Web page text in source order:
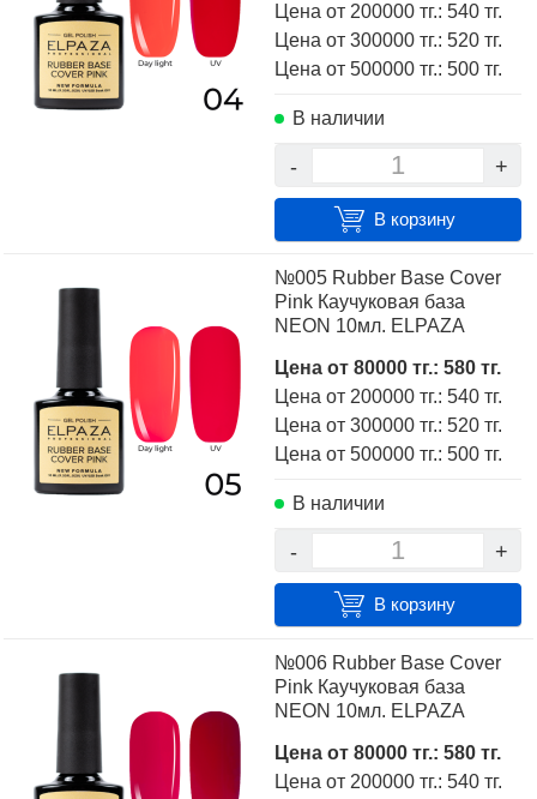
Цена от 200000 тг.: 540 тг.
Цена от 300000 тг.: 520 тг.
Цена от 500000 тг.: 500 тг.
В наличии
+
-
В корзину
№005 Rubber Base Cover
Pink Каучуковая база
NEON 10мл. ELPAZA
Цена от 80000 тг.: 580 тг.
Цена от 200000 тг.: 540 тг.
Цена от 300000 тг.: 520 тг.
Цена от 500000 тг.: 500 тг.
В наличии
+
-
В корзину
№006 Rubber Base Cover
Pink Каучуковая база
NEON 10мл. ELPAZA
Цена от 80000 тг.: 580 тг.
Цена от 200000 тг.: 540 тг.